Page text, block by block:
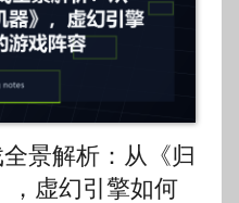
景解析：从《归
，虚幻引擎如何